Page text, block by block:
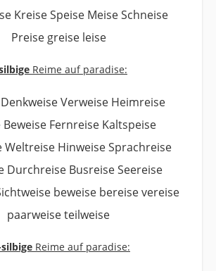
Kreise Speise Meise Schneise
Preise greise leise
Reime auf paradise:
Verweise Heimreise
Fernreise Kaltspeise
Weltreise Hinweise Sprachreise
Durchreise Busreise Seereise
beweise bereise vereise
paarweise teilweise
Reime auf paradise: